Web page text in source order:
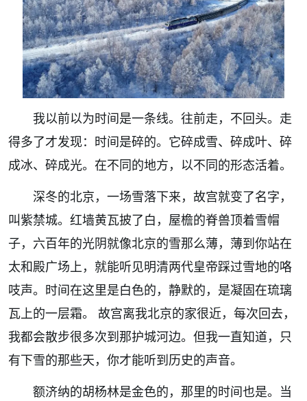
我以前以为时间是一条线。往前走，不回头。走
得多了才发现：时间是碎的。它碎成雪、碎成叶、碎
成冰、碎成光。在不同的地方，以不同的形态活着。
深冬的北京，一场雪落下来，故宫就变了名字，
叫紫禁城。红墙黄瓦披了白，屋檐的脊兽顶着雪帽
子，六百年的光阴就像北京的雪那么薄，薄到你站在
太和殿广场上，就能听见明清两代皇帝踩过雪地的咯
吱声。时间在这里是白色的，静默的，是凝固在琉璃
瓦上的一层霜。
故宫离我北京的家很近，每次回去，
我都会散步很多次到那护城河边。但我一直知道，只
有下雪的那些天，你才能听到历史的声音。
额济纳的胡杨林是金色的，那里的时间也是。当